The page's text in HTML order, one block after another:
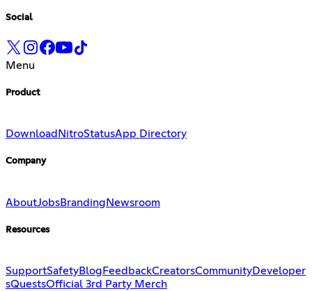
Social
Menu
Product
Download NitroStatusApp Directory
Company
AboutJobsBrandingNewsroom
Resources
SupportSafetyBlog FeedbackCreatorsCommunityDeveloper
sQuestsOfficial 3rd Party Merch